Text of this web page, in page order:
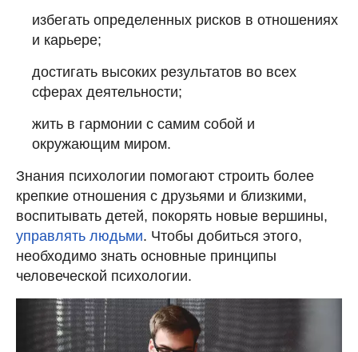
избегать определенных рисков в отношениях
и карьере;
достигать высоких результатов во всех
сферах деятельности;
жить в гармонии с самим собой и
окружающим миром.
Знания психологии помогают строить более
крепкие отношения с друзьями и близкими,
воспитывать детей, покорять новые вершины,
управлять людьми. Чтобы добиться этого,
необходимо знать основные принципы
человеческой психологии.